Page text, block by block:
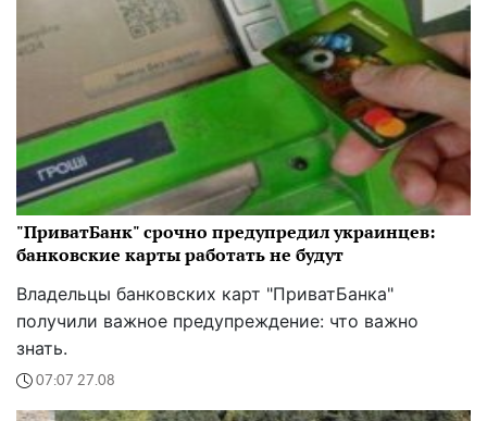
"ПриватБанк" срочно предупредил украинцев:
банковские карты работать не будут
Владельцы банковских карт "ПриватБанка"
получили важное предупреждение: что важно
знать.
07:07 27.08